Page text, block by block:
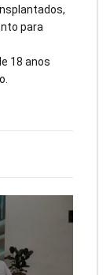
para
18 anos